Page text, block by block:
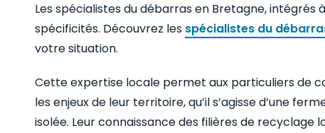
Les spécialistes du débarras en Bretagne,
spécificités. Découvrez les spécialistes du
votre situation.
Cette expertise locale permet aux particuliers de
les enjeux de leur territoire, qu’il s’agisse d’une
isolée. Leur connaissance des filières de